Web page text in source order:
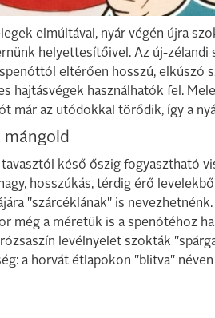
elmúltával, nyár végén újra
helyettesítőivel. Az új-zélandi
eltérően hosszú, elkúszó
hajtásvégek használhatók fel.
már az utódokkal törődik, így a
mángold
tavasztól késő őszig fogyasztható
hosszúkás, térdig érő
"szárcéklának" is
még a méretük is a spenótéhoz
levélnyelet szokták
a horvát étlapokon "blitva"